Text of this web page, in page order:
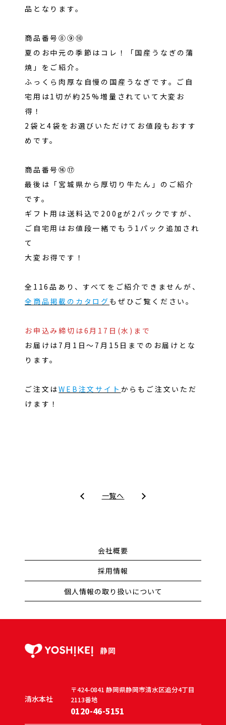
品となります。
商品番号⑧⑨⑩
夏のお中元の季節はコレ！「国産うなぎの蒲
焼」をご紹介。
ふっくら肉厚な自慢の国産うなぎです。ご自
宅用は1切が約25%増量されていて大変お
得！
2袋と4袋をお選びいただけてお値段もおすす
めです。
商品番号⑯⑰
最後は「宮城県から厚切り牛たん」のご紹介
です。
ギフト用は送料込で200gが2パックですが、
ご自宅用はお値段一緒でもう1パック追加され
て
大変お得です！
全116品あり、すべてをご紹介できませんが、
全商品掲載のカタログ もぜひご覧ください。
お申込み締切は6月17日(水)まで
お届けは7月1日～7月15日までのお届けとな
ります。
ご注文はWEB注文サイト からもご注文いただ
けます！
一覧へ
会社概要
採用情報
個人情報の取り扱いについて
清水本社
〒424-0841 静岡県静岡市清水区追分4丁目
2113番地
0120-46-5151